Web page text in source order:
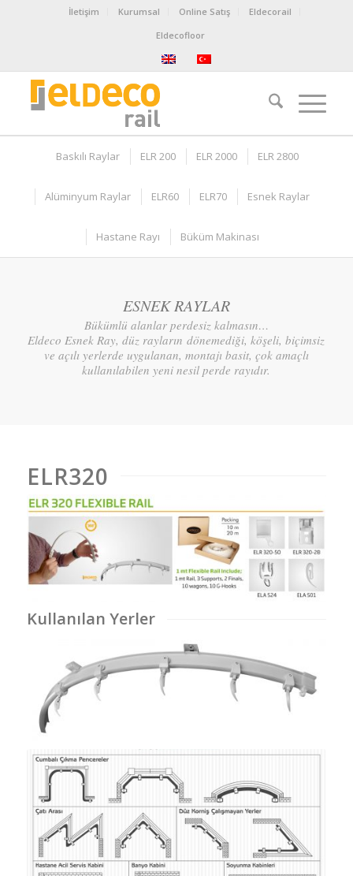
İletişim Kurumsal Online Satış
Eldecorail
Eldecofloor
Baskılı Raylar ELR 200 ELR 2000 ELR 2800
Alüminyum Raylar ELR60 ELR70 Esnek Raylar
Hastane Rayı Büküm Makinası
ESNEK RAYLAR
Bükümlü alanlar perdesiz kalmasın…
Eldeco Esnek Ray, düz rayların dönemediği, köşeli, biçimsiz
ve açılı yerlerde uygulanan, montajı basit, çok amaçlı
kullanılabilen yeni nesil perde rayıdır.
ELR320
Kullanılan Yerler